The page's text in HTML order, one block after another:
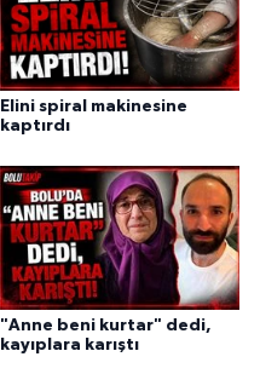
Elini spiral makinesine
kaptırdı
"Anne beni kurtar" dedi,
kayıplara karıştı